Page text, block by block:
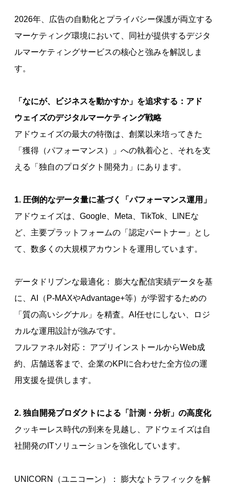
2026年、広告の自動化とプライバシー保護が両立する
マーケティング環境において、同社が提供するデジタ
ルマーケティングサービスの核心と強みを解説しま
す。
「なにが、ビジネスを動かすか」を追求する：アド
ウェイズのデジタルマーケティング戦略
アドウェイズの最大の特徴は、創業以来培ってきた
「獲得（パフォーマンス）」への執着心と、それを支
える「独自のプロダクト開発力」にあります。
1. 圧倒的なデータ量に基づく「パフォーマンス運用」
アドウェイズは、Google、Meta、TikTok、LINEな
ど、主要プラットフォームの「認定パートナー」とし
て、数多くの大規模アカウントを運用しています。
データドリブンな最適化： 膨大な配信実績データを基
に、AI（P-MAXやAdvantage+等）が学習するための
「質の高いシグナル」を精査。AI任せにしない、ロジ
カルな運用設計が強みです。
フルファネル対応： アプリインストールからWeb成
約、店舗送客まで、企業のKPIに合わせた全方位の運
用支援を提供します。
2. 独自開発プロダクトによる「計測・分析」の高度化
クッキーレス時代の到来を見越し、アドウェイズは自
社開発のITソリューションを強化しています。
UNICORN（ユニコーン）： 膨大なトラフィックを解